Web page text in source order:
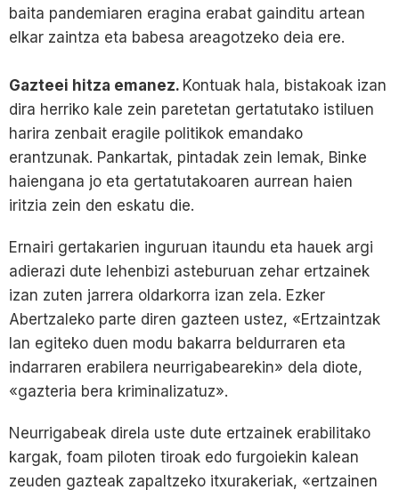
baita pandemiaren eragina erabat gainditu artean
elkar zaintza eta babesa areagotzeko deia ere.
Gazteei hitza emanez. Kontuak hala, bistakoak izan
dira herriko kale zein paretetan gertatutako istiluen
harira zenbait eragile politikok emandako
erantzunak. Pankartak, pintadak zein lemak, Binke
haiengana jo eta gertatutakoaren aurrean haien
iritzia zein den eskatu die.
Ernairi gertakarien inguruan itaundu eta hauek argi
adierazi dute lehenbizi asteburuan zehar ertzainek
izan zuten jarrera oldarkorra izan zela. Ezker
Abertzaleko parte diren gazteen ustez, «Ertzaintzak
lan egiteko duen modu bakarra beldurraren eta
indarraren erabilera neurrigabearekin» dela diote,
«gazteria bera kriminalizatuz».
Neurrigabeak direla uste dute ertzainek erabilitako
kargak, foam piloten tiroak edo furgoiekin kalean
zeuden gazteak zapaltzeko itxurakeriak, «ertzainen